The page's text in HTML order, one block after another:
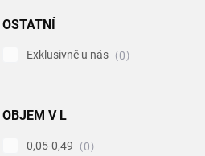
OSTATNÍ
Exklusivně u nás 0
OBJEM V L
0,05-0,49
0